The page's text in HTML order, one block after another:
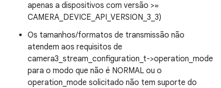
apenas a dispositivos com versão >=
CAMERA_DEVICE_API_VERSION_3_3)
Os tamanhos/formatos de transmissão não
atendem aos requisitos de
camera3_stream_configuration_t->operation_mode
para o modo que não é NORMAL ou o
operation_mode solicitado não tem suporte do